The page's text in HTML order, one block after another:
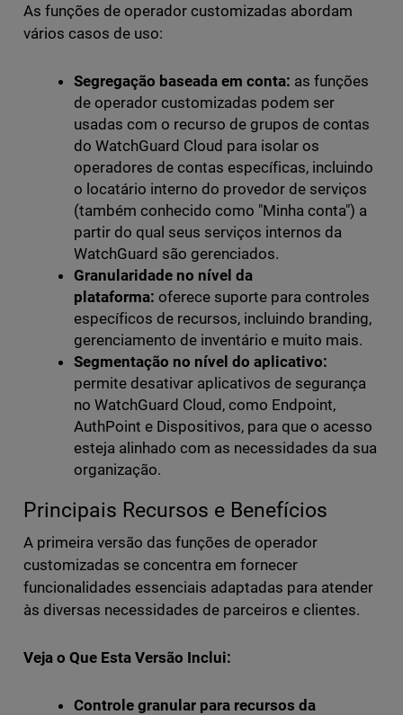
As funções de operador customizadas abordam
vários casos de uso:
Segregação baseada em conta: as funções
de operador customizadas podem ser
usadas com o recurso de grupos de contas
do WatchGuard Cloud para isolar os
operadores de contas específicas, incluindo
o locatário interno do provedor de serviços
(também conhecido como "Minha conta") a
partir do qual seus serviços internos da
WatchGuard são gerenciados.
Granularidade no nível da
plataforma: oferece suporte para controles
específicos de recursos, incluindo branding,
gerenciamento de inventário e muito mais.
Segmentação no nível do aplicativo:
permite desativar aplicativos de segurança
no WatchGuard Cloud, como Endpoint,
AuthPoint e Dispositivos, para que o acesso
esteja alinhado com as necessidades da sua
organização.
Principais Recursos e Benefícios
A primeira versão das funções de operador
customizadas se concentra em fornecer
funcionalidades essenciais adaptadas para atender
às diversas necessidades de parceiros e clientes.
Veja o Que Esta Versão Inclui:
Controle granular para recursos da